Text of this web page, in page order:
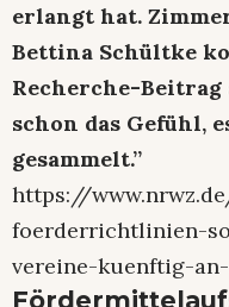
erlangt hat.
Bettina Schültke
Recherche-Beitrag
schon das Gefühl,
gesammelt.”
https://
foerderrichtlinien-
vereine-kuenftig-